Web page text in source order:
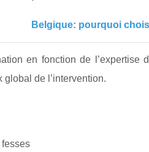
Belgique: pourquoi
en fonction de
de l’intervention.